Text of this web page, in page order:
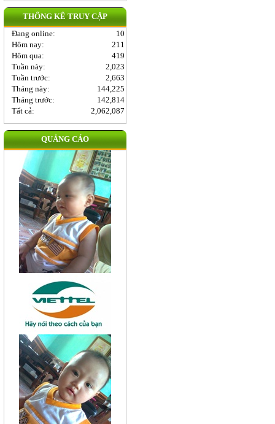
THỐNG KÊ TRUY CẬP
Đang online:
10
Hôm nay:
211
Hôm qua:
419
Tuần này:
2,023
Tuần trước:
2,663
Tháng này:
144,225
Tháng trước:
142,814
Tất cả:
2,062,087
QUẢNG CÁO